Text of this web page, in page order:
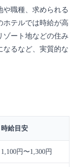
や職種、求められる
ホテルでは時給が高
ゾート地などの住み
なるなど、実質的な
時給目安
1,100円〜1,300円